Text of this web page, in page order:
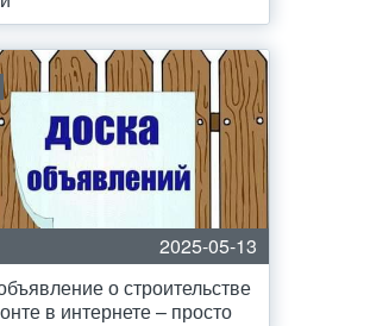
2025-05-13
о строительстве
в интернете – просто